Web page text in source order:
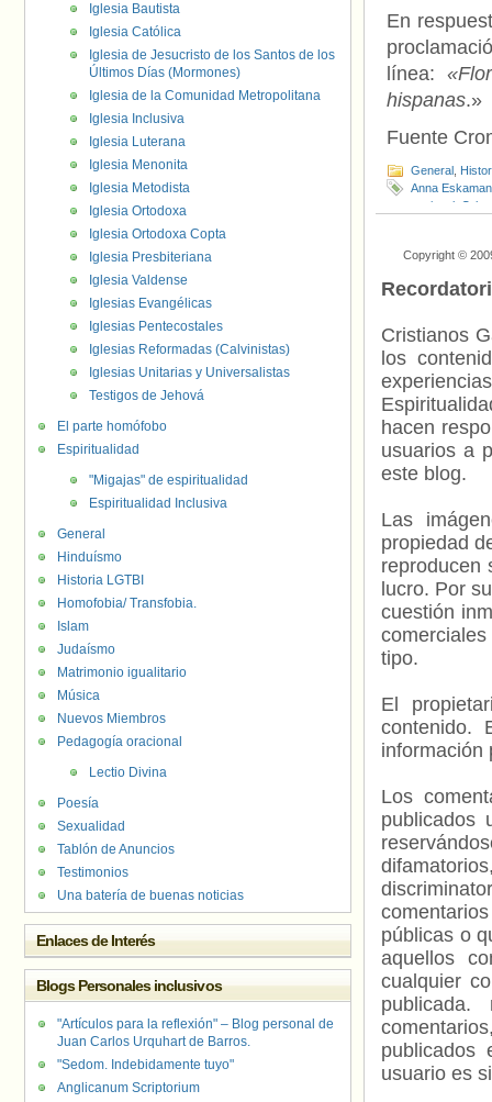
En
línea:
hispanas.»
Fuente
General
Anna
nacional
Copyright ©
Cristianos
los
hacen
usuarios a
este blog.
Las
propiedad
reproducen
lucro. Por
cuestión
tipo.
El
contenido.
información
Los
publicados
públicas o
aquellos
cualquier
usuario es
Iglesia Bautista
Iglesia Católica
Iglesia de Jesucristo de los Santos de los
Últimos Días (Mormones)
Iglesia de la Comunidad Metropolitana
Iglesia Inclusiva
Iglesia Luterana
Iglesia Menonita
Iglesia Metodista
Iglesia Ortodoxa
Iglesia Ortodoxa Copta
Iglesia Presbiteriana
Iglesia Valdense
Iglesias Evangélicas
Iglesias Pentecostales
Iglesias Reformadas (Calvinistas)
Iglesias Unitarias y Universalistas
Testigos de Jehová
El parte homófobo
Espiritualidad
"Migajas" de espiritualidad
Espiritualidad Inclusiva
General
Hinduísmo
Historia LGTBI
Homofobia/ Transfobia.
Islam
Judaísmo
Matrimonio igualitario
Música
Nuevos Miembros
Pedagogía oracional
Lectio Divina
Poesía
Sexualidad
Tablón de Anuncios
Testimonios
Una batería de buenas noticias
Enlaces de Interés
Blogs Personales inclusivos
"Artículos para la reflexión" – Blog personal de
Juan Carlos Urquhart de Barros.
"Sedom. Indebidamente tuyo"
Anglicanum Scriptorium